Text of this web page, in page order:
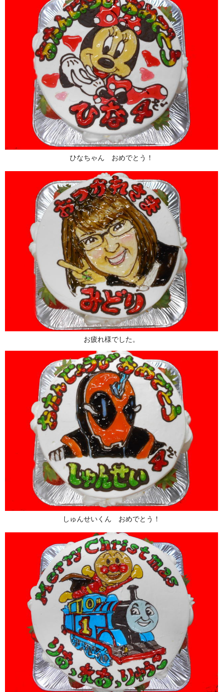
ひなちゃん おめでとう！
お疲れ様でした。
しゅんせいくん おめでとう！